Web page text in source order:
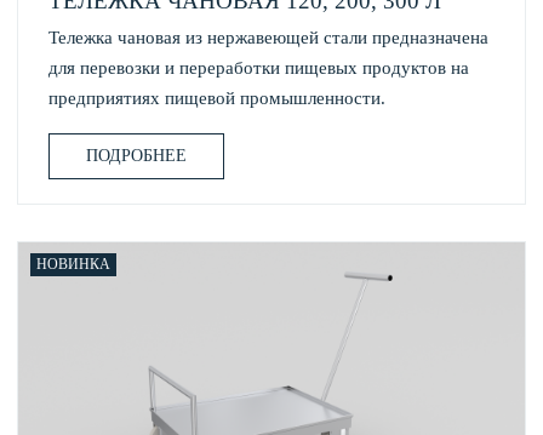
Тележка чановая из нержавеющей стали предназначена
для перевозки и переработки пищевых продуктов на
предприятиях пищевой промышленности.
ПОДРОБНЕЕ
НОВИНКА